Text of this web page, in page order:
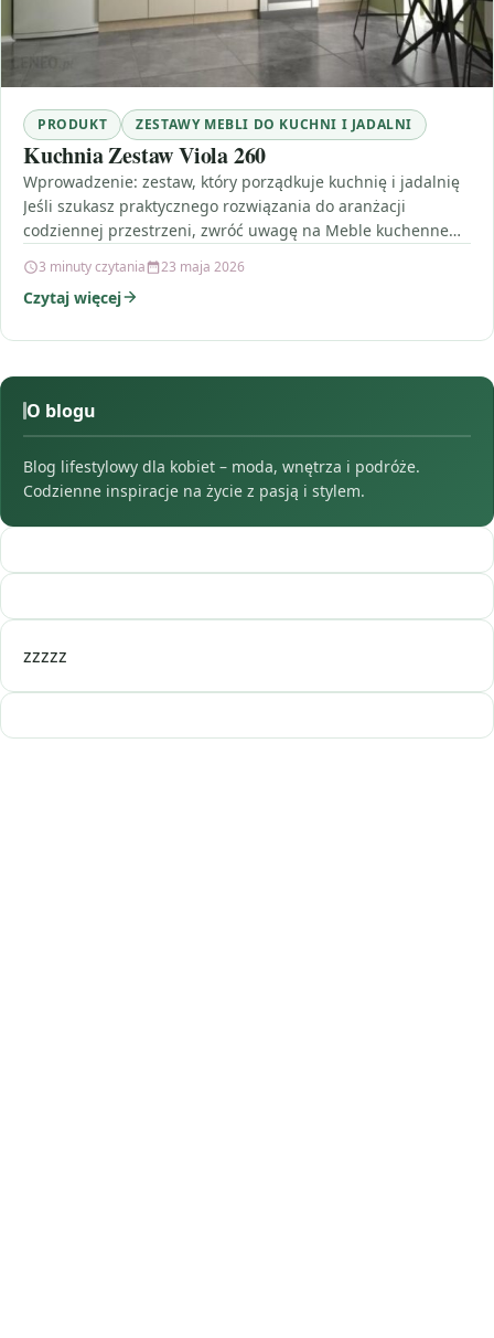
PRODUKT ZESTAWY MEBLI DO KUCHNI I JADALNI
Kuchnia Zestaw Viola 260
Wprowadzenie: zestaw, który porządkuje kuchnię i jadalnię
Jeśli szukasz praktycznego rozwiązania do aranżacji
codziennej przestrzeni, zwróć uwagę na Meble kuchenne
3 minuty czytania 23 maja 2026
Czytaj więcej
O blogu
Blog lifestylowy dla kobiet – moda, wnętrza i podróże.
Codzienne inspiracje na życie z pasją i stylem.
zzzzz